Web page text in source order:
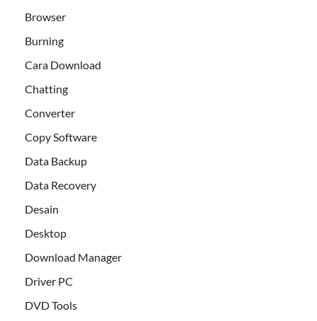
Browser
Burning
Cara Download
Chatting
Converter
Copy Software
Data Backup
Data Recovery
Desain
Desktop
Download Manager
Driver PC
DVD Tools